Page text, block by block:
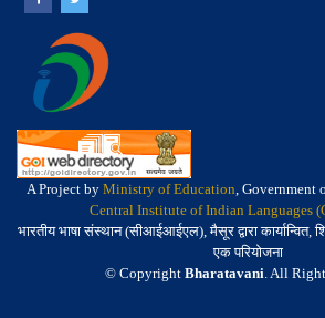
A Project by Ministry of Education, Government
Central Institute of Indian Languages
भारतीय भाषा संस्थान (सीआईआईएल), मैसूर द्वारा कार्यान्वित,
एक परियोजना
© Copyright Bharatavani. All